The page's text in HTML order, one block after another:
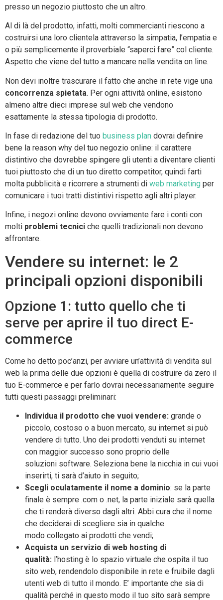
presso un negozio piuttosto che un altro.
Al di là del prodotto, infatti, molti commercianti riescono a
costruirsi una loro clientela attraverso la simpatia, l’empatia e
o più semplicemente il proverbiale “saperci fare” col cliente.
Aspetto che viene del tutto a mancare nella vendita on line.
Non devi inoltre trascurare il fatto che anche in rete vige una
concorrenza spietata. Per ogni attività online, esistono
almeno altre dieci imprese sul web che vendono
esattamente la stessa tipologia di prodotto.
In fase di redazione del tuo business plan dovrai definire
bene la reason why del tuo negozio online: il carattere
distintivo che dovrebbe spingere gli utenti a diventare clienti
tuoi piuttosto che di un tuo diretto competitor, quindi farti
molta pubblicità e ricorrere a strumenti di web marketing per
comunicare i tuoi tratti distintivi rispetto agli altri player.
Infine, i negozi online devono ovviamente fare i conti con
molti problemi tecnici che quelli tradizionali non devono
affrontare.
Vendere su internet: le 2
principali opzioni disponibili
Opzione 1: tutto quello che ti
serve per aprire il tuo direct E-
commerce
Come ho detto poc’anzi, per avviare un’attività di vendita sul
web la prima delle due opzioni è quella di costruire da zero il
tuo E-commerce e per farlo dovrai necessariamente seguire
tutti questi passaggi preliminari:
Individua il prodotto che vuoi vendere: grande o
piccolo, costoso o a buon mercato, su internet si può
vendere di tutto. Uno dei prodotti venduti su internet
con maggior successo sono proprio delle
soluzioni software. Seleziona bene la nicchia in cui vuoi
inserirti, ti sarà d’aiuto in seguito;
Scegli oculatamente il nome a dominio: se la parte
finale è sempre .com o .net, la parte iniziale sarà quella
che ti renderà diverso dagli altri. Abbi cura che il nome
che deciderai di scegliere sia in qualche
modo collegato ai prodotti che vendi;
Acquista un servizio di web hosting di
qualità: l’hosting è lo spazio virtuale che ospita il tuo
sito web, rendendolo disponibile in rete e fruibile dagli
utenti web di tutto il mondo. E’ importante che sia di
qualità perché in questo modo il tuo sito sarà sempre